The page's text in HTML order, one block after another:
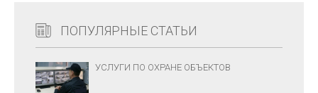
ПОПУЛЯРНЫЕ СТАТЬИ
УСЛУГИ ПО ОХРАНЕ ОБЪЕКТОВ